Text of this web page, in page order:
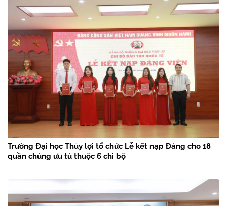
Trường Đại học Thủy lợi tổ chức Lễ kết nạp Đảng cho 18
quần chúng ưu tú thuộc 6 chi bộ